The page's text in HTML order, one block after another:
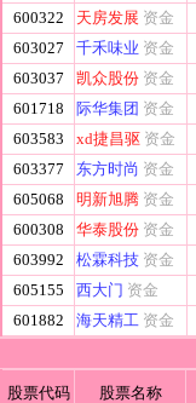
600322
天房发展 资金
603027
千禾味业 资金
603037
凯众股份 资金
601718
际华集团 资金
603583
xd捷昌驱 资金
603377
东方时尚 资金
605068
明新旭腾 资金
600308
华泰股份 资金
603992
松霖科技 资金
605155
西大门 资金
601882
海天精工 资金
股票代码 股票名称